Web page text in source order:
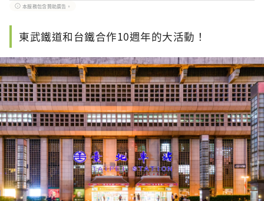
本服務包含贊助廣告。
東武鐵道和台鐵合作10週年的大活動！